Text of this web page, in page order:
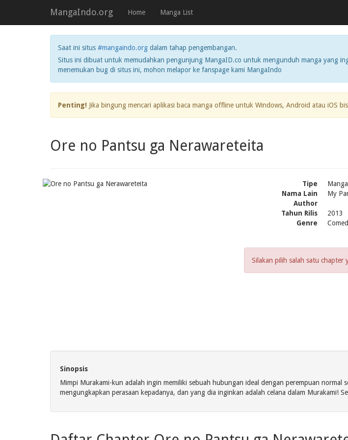
MangaIndo.org Home Manga List
Saat ini situs #mangaindo.org dalam tahap pengembangan.
Situs ini dibuat untuk memudahkan pengunjung MangaID.co untuk mengunduh manga yang
menemukan bug di situs ini, mohon melapor ke fanspage kami MangaIndo
Penting! Jika bingung mencari aplikasi baca manga offline untuk Windows, Android atau iOS
Ore no Pantsu ga Nerawareteita
Tipe
Manga
Nama Lain
My
Author
Tahun Rilis
2013
Genre
Silakan pilih salah satu chapter
Sinopsis
Mimpi Murakami-kun adalah ingin memiliki sebuah hubungan ideal dengan perempuan
mengungkapkan perasaan kepadanya, dan yang dia inginkan adalah celana dalam Murakami!